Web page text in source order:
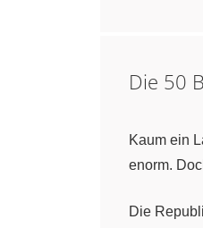
Die 50
Kaum ein
enorm.
Die